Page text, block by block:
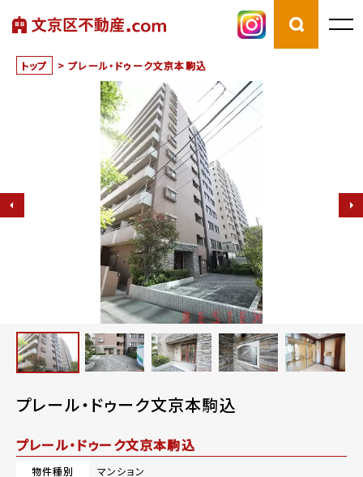
トップ > プレール・ドゥーク文京本駒込
プレール・ドゥーク文京本駒込
プレール・ドゥーク文京本駒込
物件種別
マンション